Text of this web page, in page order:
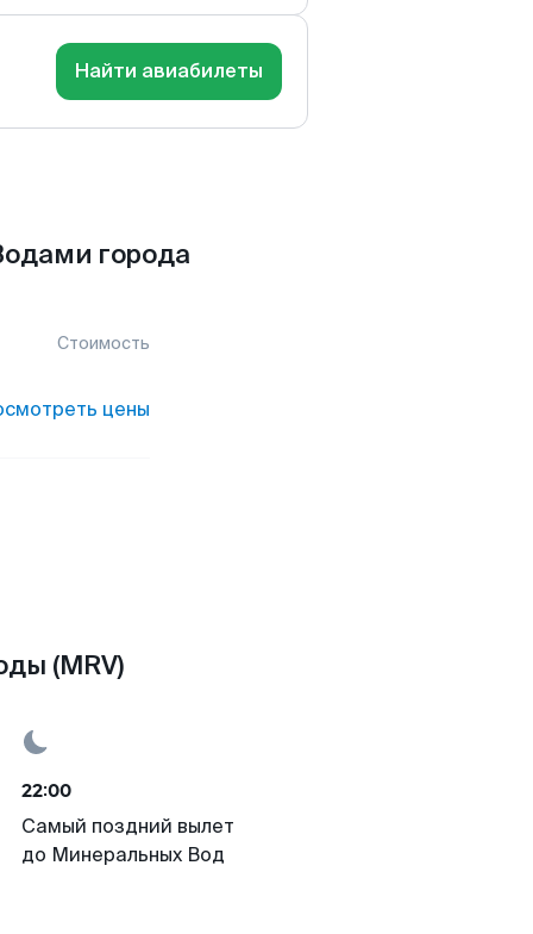
Найти авиабилеты
города
Стоимость
цены
(MRV)
22:00
Самый поздний вылет
до Минеральных Вод